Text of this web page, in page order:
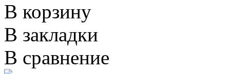
В корзину
В закладки
В сравнение